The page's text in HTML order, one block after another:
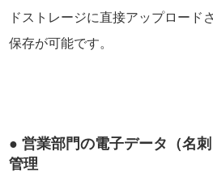
ドストレージに直接アップロード
保存が可能です。
● 営業部門の電子データ（名
管理